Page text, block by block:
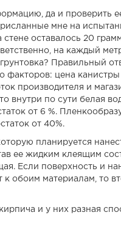
да и проверить
мне на
стене оставалось 20
на каждый
Правильный
факторов: цена
производителя и
внутри по сути белая
от 6 %.
от 40%.
планируется
ее жидким клеящим
Если поверхность и
обоим материалам, то
и у них разная